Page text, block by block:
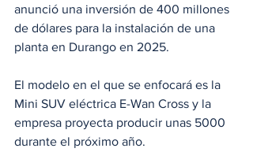
anunció una inversión de 400 millones
de dólares para la instalación de una
planta en Durango en 2025.
El modelo en el que se enfocará es la
Mini SUV eléctrica E-Wan Cross y la
empresa proyecta producir unas 5000
durante el próximo año.